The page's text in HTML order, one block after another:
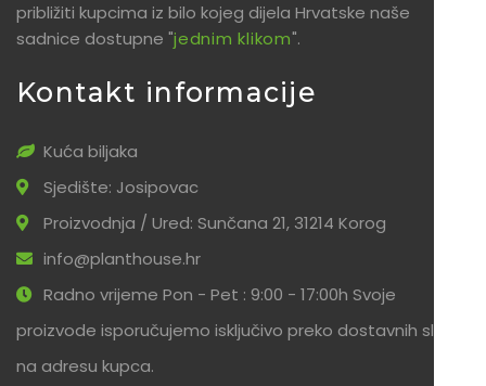
približiti kupcima iz bilo kojeg dijela Hrvatske naše
sadnice dostupne "jednim klikom".
Kontakt informacije
Kuća biljaka
Sjedište: Josipovac
Proizvodnja / Ured: Sunčana 21, 31214 Korog
info@planthouse.hr
Radno vrijeme Pon - Pet : 9:00 - 17:00h Svoje
proizvode isporučujemo isključivo preko dostavnih službi
na adresu kupca.